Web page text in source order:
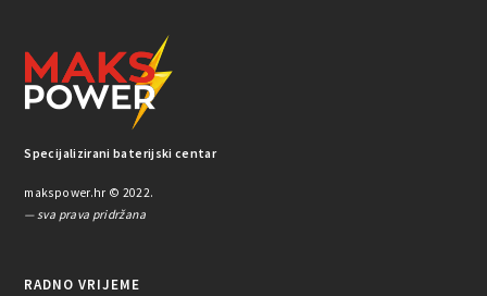
Specijalizirani baterijski centar
makspower.hr © 2022.
— sva prava pridržana
RADNO VRIJEME